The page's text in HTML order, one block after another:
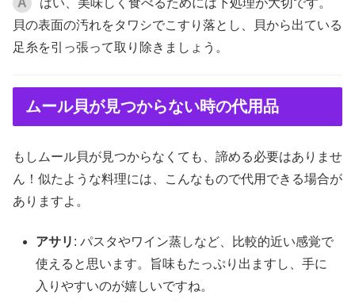
A
はい、美味しく食べるためには下処理が大切です。
貝の表面の汚れをタワシでこすり落とし、貝から出ている
足糸を引っ張って取り除きましょう。
ムール貝が見つからない時の代用品
もしムール貝が見つからなくても、諦める必要はありませ
ん！似たような料理には、こんなもので代用できる場合が
ありますよ。
アサリ : パスタやワイン蒸しなど、比較的近い感覚で
使えると思います。旨味もたっぷり出ますし、手に
入りやすいのが嬉しいですね。